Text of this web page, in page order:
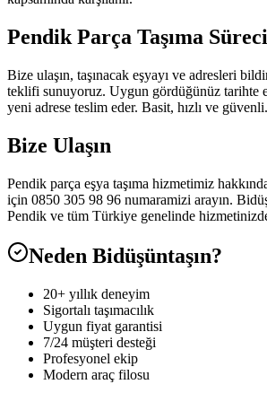
Pendik Parça Taşıma Süreci
Bize ulaşın, taşınacak eşyayı ve adresleri
teklifi sunuyoruz. Uygun gördüğünüz tarihte
yeni adrese teslim eder. Basit, hızlı ve güvenli.
Bize Ulaşın
Pendik parça eşya taşıma hizmetimiz
için 0850 305 98 96 numaramizi arayın.
Pendik ve tüm Türkiye genelinde
Neden Bidüşüntaşın?
20+ yıllık deneyim
Sigortalı taşımacılık
Uygun fiyat garantisi
7/24 müşteri desteği
Profesyonel ekip
Modern araç filosu